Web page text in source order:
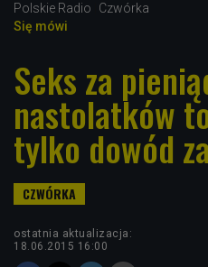
Polskie Radio
Czwórka
Się mówi
Seks za
nastolatków
tylko dowód
ostatnia aktualizacja:
18.06.2015 16:00